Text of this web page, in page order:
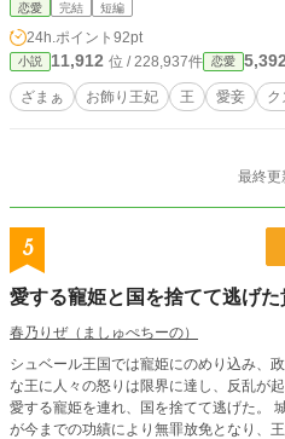
恋愛 完結 短編
24h.ポイント 92pt
小説 11,912 位 / 228,937件 恋愛 5,392
ざまぁ お飾り王妃 王 愛妾 ク
最終更
5
愛する寵姫と国を捨てて逃げ
春乃りぜ（ましゅぺちーの）
シュベール王国では寵姫にのめり込み、
な王に人々の怒りは限界に達し、反乱が起きた。 反乱がおきると真
愛する寵姫を連れ、国を捨てて逃げた。
が今までの功績により無罪放免となり、王